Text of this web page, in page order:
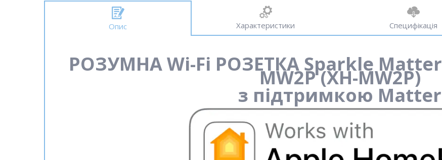
Опис Характеристики Специфікація
РОЗУМНА Wi-Fi РОЗЕТКА Sparkle Matter
MW2P(XH-MW2P)
з підтримкою Matter